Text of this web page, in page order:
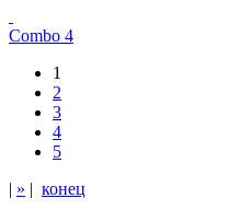
Combo 4
1
2
3
4
5
| » | конец